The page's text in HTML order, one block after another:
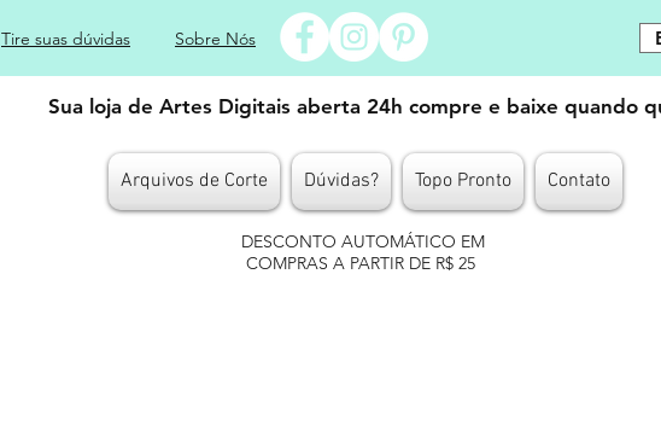
Tire suas dúvidas Sobre Nós
Sua loja de Artes Digitais aberta 24h compre e baixe quando
Arquivos de Corte Dúvidas? Topo Pronto Contato
DESCONTO AUTOMÁTICO EM
COMPRAS A PARTIR DE R$ 25